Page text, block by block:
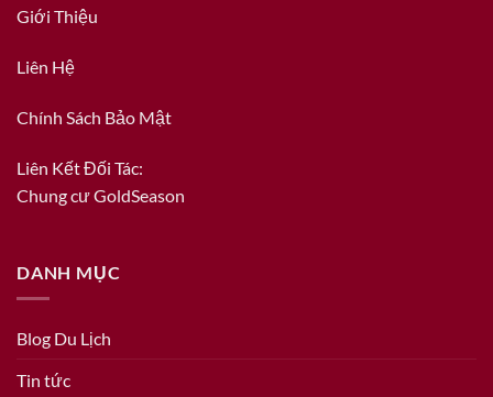
Giới Thiệu
Liên Hệ
Chính Sách Bảo Mật
Liên Kết Đối Tác:
Chung cư GoldSeason
DANH MỤC
Blog Du Lịch
Tin tức